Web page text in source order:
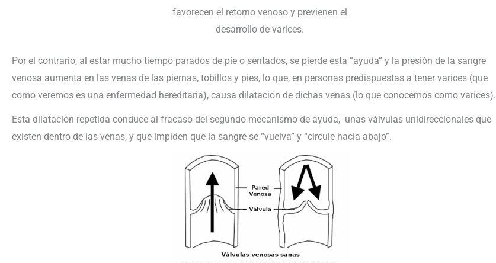
favorecen el retorno venoso y previenen el
desarrollo de varices.
Por el contrario, al estar mucho tiempo parados de pie o sentados, se pierde esta “ayuda” y la presión de la sangre
venosa aumenta en las venas de las piernas, tobillos y pies, lo que, en personas predispuestas a tener varices (que
como veremos es una enfermedad hereditaria), causa dilatación de dichas venas (lo que conocemos como varices).
Esta dilatación repetida conduce al fracaso del segundo mecanismo de ayuda, unas válvulas unidireccionales que
existen dentro de las venas, y que impiden que la sangre se “vuelva” y “circule hacia abajo”.